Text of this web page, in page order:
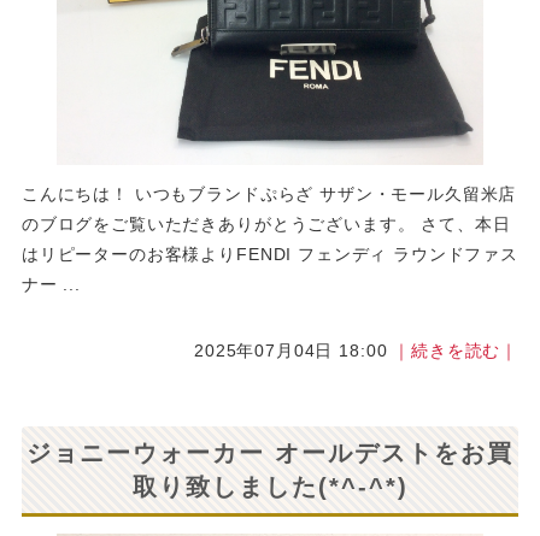
こんにちは！ いつもブランドぷらざ サザン・モール久留米店
のブログをご覧いただきありがとうございます。 さて、本日
はリピーターのお客様よりFENDI フェンディ ラウンドファス
ナー ...
2025年07月04日 18:00 ｜続きを読む｜
ジョニーウォーカー オールデストをお買
取り致しました(*^-^*)